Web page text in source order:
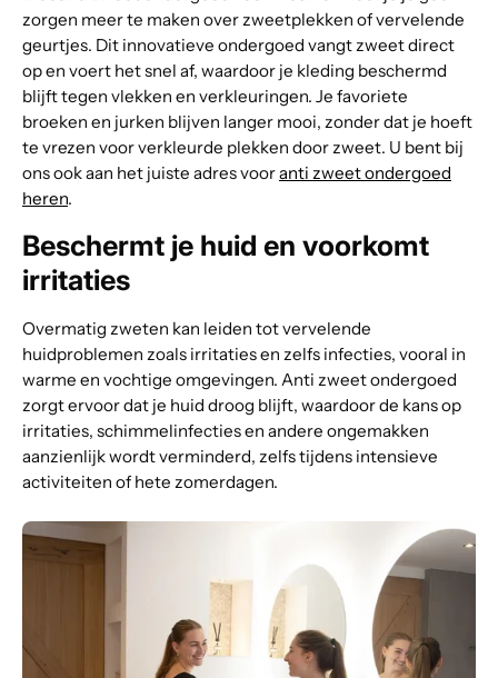
zorgen meer te maken over zweetplekken of vervelende
geurtjes. Dit innovatieve ondergoed vangt zweet direct
op en voert het snel af, waardoor je kleding beschermd
blijft tegen vlekken en verkleuringen. Je favoriete
broeken en jurken blijven langer mooi, zonder dat je hoeft
te vrezen voor verkleurde plekken door zweet. U bent bij
ons ook aan het juiste adres vooranti zweet ondergoed
heren.
Beschermt je huid en voorkomt
irritaties
Overmatig zweten kan leiden tot vervelende
huidproblemen zoals irritaties en zelfs infecties, vooral in
warme en vochtige omgevingen. Anti zweet ondergoed
zorgt ervoor dat je huid droog blijft, waardoor de kans op
irritaties, schimmelinfecties en andere ongemakken
aanzienlijk wordt verminderd, zelfs tijdens intensieve
activiteiten of hete zomerdagen.